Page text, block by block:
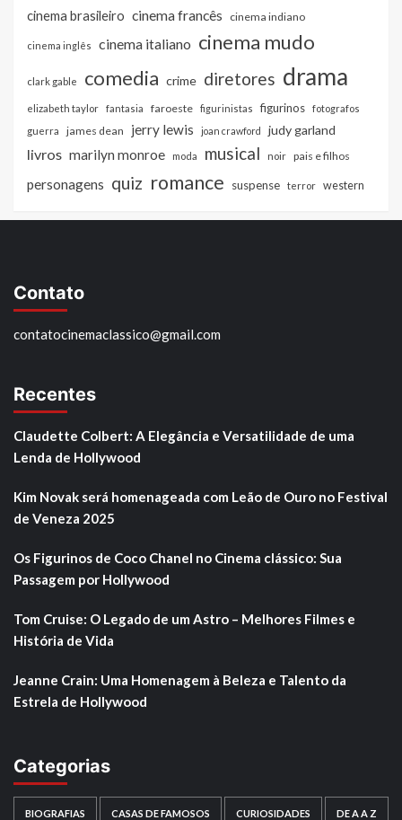
cinema brasileiro cinema francês cinema indiano
cinema inglês cinema italiano cinema mudo
clark gable comedia crime diretores drama
elizabeth taylor fantasia faroeste figurinistas figurinos
fotografos
guerra
james dean jerry lewis joan crawford judy garland
livros marilyn monroe moda musical noir pais e filhos
personagens quiz romance suspense terror western
Contato
contatocinemaclassico@gmail.com
Recentes
Claudette Colbert: A Elegância e Versatilidade de uma
Lenda de Hollywood
Kim Novak será homenageada com Leão de Ouro no Festival
de Veneza 2025
Os Figurinos de Coco Chanel no Cinema clássico: Sua
Passagem por Hollywood
Tom Cruise: O Legado de um Astro – Melhores Filmes e
História de Vida
Jeanne Crain: Uma Homenagem à Beleza e Talento da
Estrela de Hollywood
Categorias
BIOGRAFIAS CASAS DE FAMOSOS CURIOSIDADES DE A A Z